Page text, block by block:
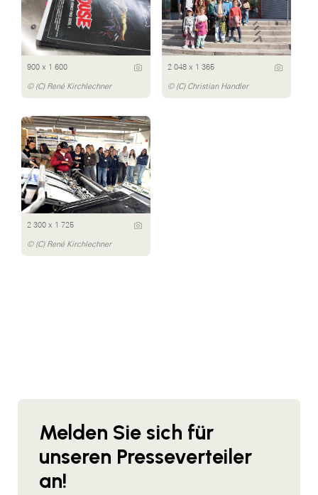
900 x 1 600
© (C) René Kirchlechner
2 048 x 1 365
© (C) Christian Handler
2 300 x 1 725
© (C) René Kirchlechner
Melden Sie sich für
unseren Presseverteiler
an!